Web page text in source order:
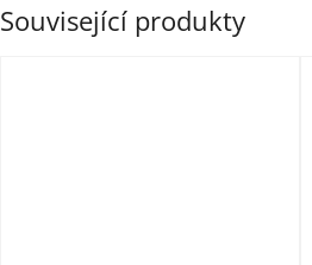
Související produkty